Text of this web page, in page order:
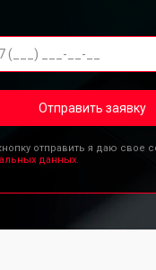
Отправить заявку
отправить я даю свое
данных.